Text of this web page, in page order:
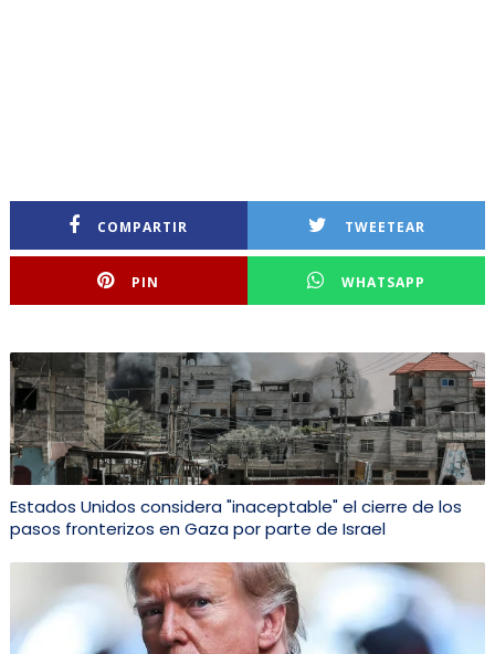
COMPARTIR TWEETEAR
PIN WHATSAPP
Estados Unidos considera "inaceptable" el cierre de los
pasos fronterizos en Gaza por parte de Israel